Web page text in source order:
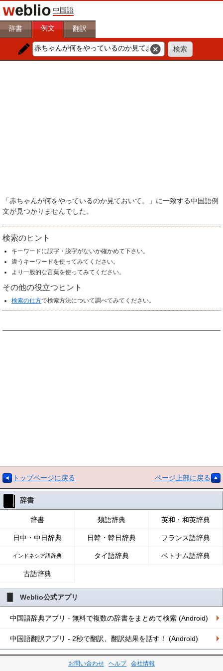
中国語
辞書 例文 翻訳
「赤ちゃんが何をやっているのか見ておいて。」に一致する中国語例
文が見つかりませんでした。
検索のヒント
キーワードに誤字・脱字がないか確かめて下さい。
違うキーワードを使ってみてください。
より一般的な言葉を使ってみてください。
その他の役立つヒント
検索の仕方で検索方法について調べてみてください。
トップページに戻る ページ上部に戻る
辞書
辞書 類語辞典 英和・和英辞典
日中・中日辞典 日韓・韓日辞典 フランス語辞典
インドネシア語辞典 タイ語辞典 ベトナム語辞典
古語辞典
Weblio公式アプリ
中国語辞典アプリ - 無料で複数の辞書をまとめて検索 (Android)
中国語翻訳アプリ - 2秒で翻訳、翻訳結果を話す！ (Android)
お問い合わせ ヘルプ 会社情報